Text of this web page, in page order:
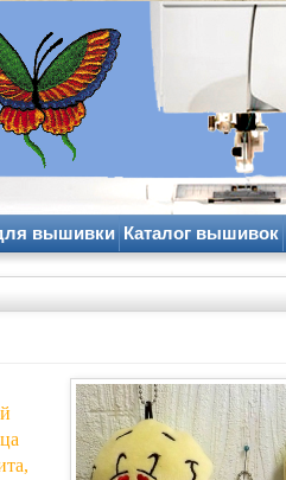
вышивки Каталог вышивок